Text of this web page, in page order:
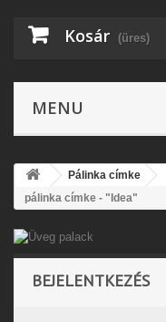
Kosár (üres)
MENU
Pálinka címke
pálinka címke - "Idea"
BEJELENTKEZÉS